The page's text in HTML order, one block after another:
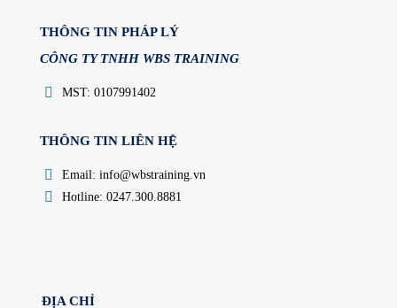
THÔNG TIN PHÁP LÝ
CÔNG TY TNHH WBS TRAINING
MST: 0107991402
THÔNG TIN LIÊN HỆ
Email: info@wbstraining.vn
Hotline: 0247.300.8881
ĐỊA CHỈ